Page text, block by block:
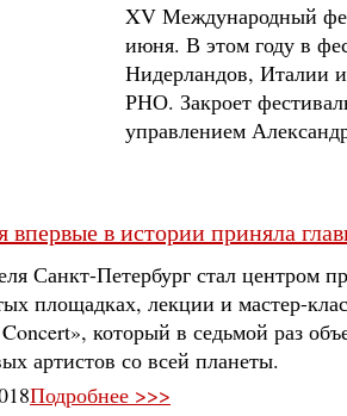
XV Международный
июня. В этом году в
Нидерландов, Италии
РНО. Закроет
управлением
впервые в истории приняла
Санкт-Петербург стал центром
площадках, лекции и мастер-
который в седьмой раз
артистов со всей планеты.
Подробнее >>>